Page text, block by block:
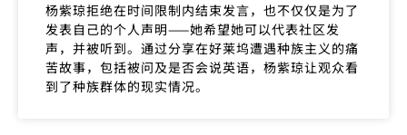
杨紫琼拒绝在时间限制内结束发言，也不仅仅是为了
发表自己的个人声明——她希望她可以代表社区发
声，并被听到。通过分享在好莱坞遭遇种族主义的痛
苦故事，包括被问及是否会说英语，杨紫琼让观众看
到了种族群体的现实情况。